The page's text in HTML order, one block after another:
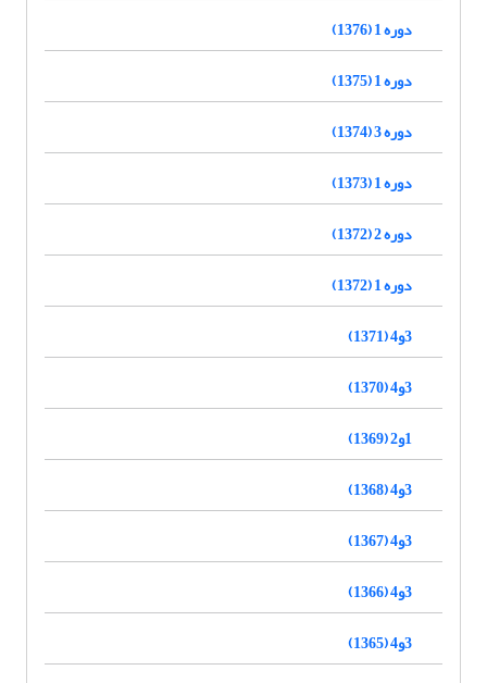
دوره 1 (1376)
دوره 1 (1375)
دوره 3 (1374)
دوره 1 (1373)
دوره 2 (1372)
دوره 1 (1372)
3و4 (1371)
3و4 (1370)
1و2 (1369)
3و4 (1368)
3و4 (1367)
3و4 (1366)
3و4 (1365)